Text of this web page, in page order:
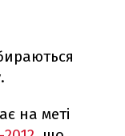
на меті